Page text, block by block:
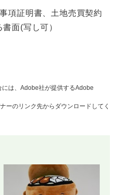
項証明書、土地売買契約
面(写し可）
は、Adobe社が提供するAdobe
ーのリンク先からダウンロードしてく